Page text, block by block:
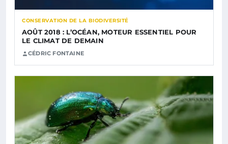
CONSERVATION DE LA BIODIVERSITÉ
AOÛT 2018 : L’OCÉAN, MOTEUR ESSENTIEL POUR
LE CLIMAT DE DEMAIN
CÉDRIC FONTAINE